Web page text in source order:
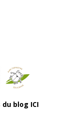
blog ICI